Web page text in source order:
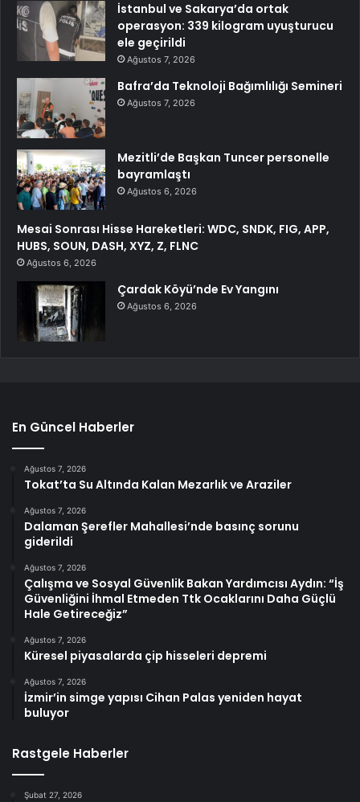
İstanbul ve Sakarya’da ortak
operasyon: 339 kilogram uyuşturucu
ele geçirildi
Ağustos 7, 2026
Bafra’da Teknoloji Bağımlılığı Semineri
Ağustos 7, 2026
Mezitli’de Başkan Tuncer personelle
bayramlaştı
Ağustos 6, 2026
Mesai Sonrası Hisse Hareketleri: WDC, SNDK, FIG, APP,
HUBS, SOUN, DASH, XYZ, Z, FLNC
Ağustos 6, 2026
Çardak Köyü’nde Ev Yangını
Ağustos 6, 2026
En Güncel Haberler
Ağustos 7, 2026
Tokat’ta Su Altında Kalan Mezarlık ve Araziler
Ağustos 7, 2026
Dalaman Şerefler Mahallesi’nde basınç sorunu
giderildi
Ağustos 7, 2026
Çalışma ve Sosyal Güvenlik Bakan Yardımcısı Aydın: “İş
Güvenliğini İhmal Etmeden Ttk Ocaklarını Daha Güçlü
Hale Getireceğiz”
Ağustos 7, 2026
Küresel piyasalarda çip hisseleri depremi
Ağustos 7, 2026
İzmir’in simge yapısı Cihan Palas yeniden hayat
buluyor
Rastgele Haberler
Şubat 27, 2026